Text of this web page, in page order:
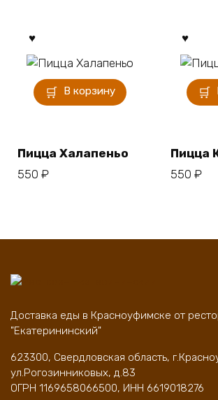
В корзину
Пицца Халапеньо
550 ₽
Пицца
550 ₽
Доставка еды в Красноуфимске от
"Екатерининский"
623300, Свердловская область,
ул.Рогозинниковых, д.83
ОГРН 1169658066500, ИНН 6619018276